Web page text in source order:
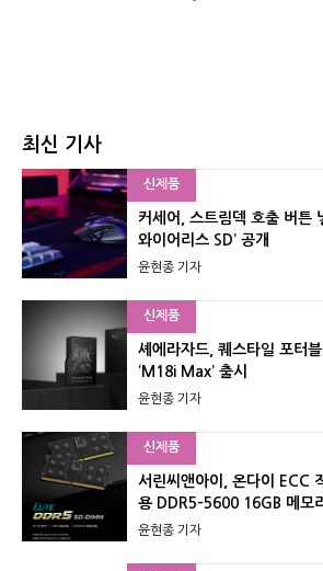
최신 기사
신제품
커세어, 스트림덱 호출 버튼
와이어리스 SD’ 공개
윤현종 기자
신제품
셰에라자드, 퀘스타일 포터
‘M18i Max’ 출시
윤현종 기자
신제품
서린씨앤아이, 온다이 ECC
용 DDR5-5600 16GB 메모
윤현종 기자